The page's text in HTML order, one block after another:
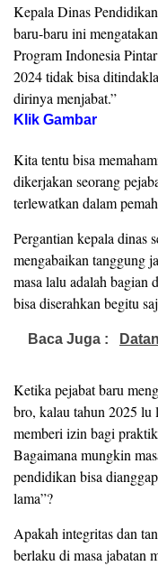
Kepala Dinas
baru-baru ini
Program Indonesia
2024 tidak bisa
dirinya menjabat.”
Klik Gambar
Kita tentu bisa
dikerjakan seorang
terlewatkan dalam
Pergantian kepala dinas
mengabaikan tanggung
masa lalu adalah bagian
bisa diserahkan begitu
Baca Juga :
Ketika pejabat baru
bro, kalau tahun 2025 lu
memberi izin bagi
Bagaimana mungkin
pendidikan bisa
lama”?
Apakah integritas dan
berlaku di masa jabatan